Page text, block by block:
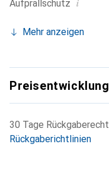
Aufprallschutz i
Mehr anzeigen
Preisentwicklung
30 Tage Rückgaberecht
Rückgaberichtlinien